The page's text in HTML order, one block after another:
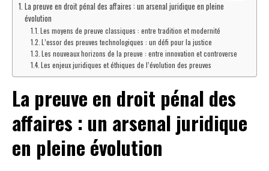
La preuve en droit pénal des affaires : un arsenal juridique en pleine
évolution
Les moyens de preuve classiques : entre tradition et modernité
L’essor des preuves technologiques : un défi pour la justice
Les nouveaux horizons de la preuve : entre innovation et controverse
Les enjeux juridiques et éthiques de l’évolution des preuves
La preuve en droit pénal des
affaires : un arsenal juridique
en pleine évolution